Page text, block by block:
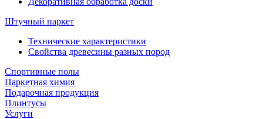
Штучный паркет
Технические характеристики
Свойства древесины разных пород
Спортивные полы
Паркетная химия
Подарочная продукция
Плинтусы
Услуги